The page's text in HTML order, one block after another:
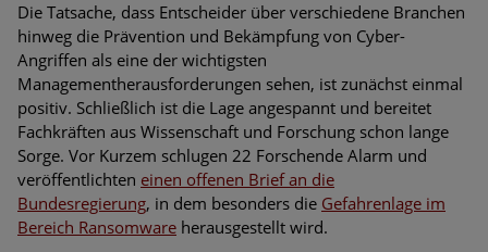
Die Tatsache, dass Entscheider über verschiedene Branchen
hinweg die Prävention und Bekämpfung von Cyber-
Angriffen als eine der wichtigsten
Managementherausforderungen sehen, ist zunächst einmal
positiv. Schließlich ist die Lage angespannt und bereitet
Fachkräften aus Wissenschaft und Forschung schon lange
Sorge. Vor Kurzem schlugen 22 Forschende Alarm und
veröffentlichten einen offenen Brief an die
Bundesregierung, in dem besonders die Gefahrenlage im
Bereich Ransomware herausgestellt wird.